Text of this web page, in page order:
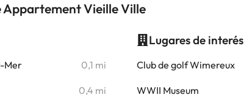
Appartement Vieille Ville
Mer 0,1 mi
0,4 mi
Lugares de interés
Club de golf Wimereux
WWII Museum